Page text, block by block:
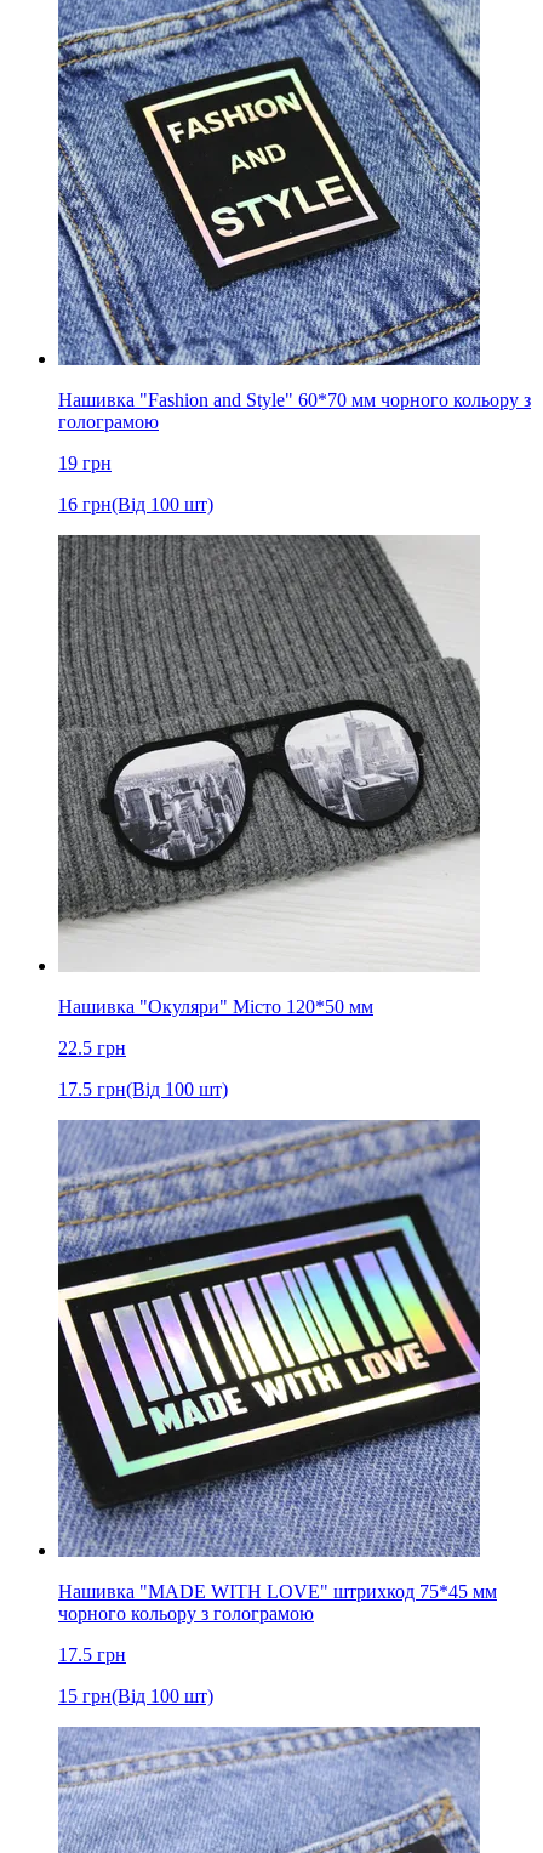
Нашивка "Fashion and Style" 60*70 мм чорного кольору з
голограмою
19 грн
16 грн(Від 100 шт)
Нашивка "Окуляри" Місто 120*50 мм
22.5 грн
17.5 грн(Від 100 шт)
Нашивка "MADE WITH LOVE" штрихкод 75*45 мм
чорного кольору з голограмою
17.5 грн
15 грн(Від 100 шт)